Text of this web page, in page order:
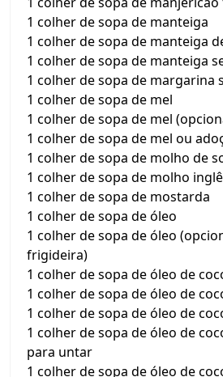
1 colher de sopa de manteiga
1 colher de sopa de manteiga
1 colher de sopa de manteiga
1 colher de sopa de margarina
1 colher de sopa de mel
1 colher de sopa de mel
1 colher de sopa de mel ou
1 colher de sopa de molho de
1 colher de sopa de molho
1 colher de sopa de mostarda
1 colher de sopa de óleo
1 colher de sopa de óleo
frigideira)
1 colher de sopa de óleo de
1 colher de sopa de óleo de
1 colher de sopa de óleo de
1 colher de sopa de óleo de
para untar
1 colher de sopa de óleo de